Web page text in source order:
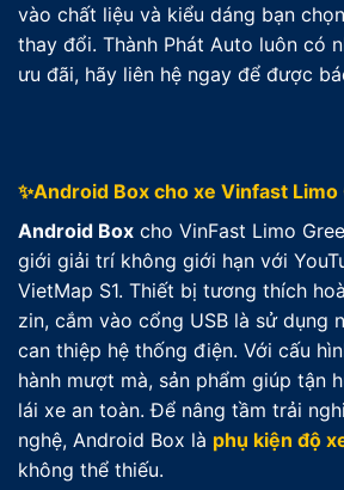
vào chất liệu và kiểu dáng bạn
thay đổi. Thành Phát Auto luôn có
ưu đãi, hãy liên hệ ngay để được
✨Android Box cho xe Vinfast Limo
Android Box cho VinFast Limo
giới giải trí không giới hạn với
VietMap S1. Thiết bị tương thích
zin, cắm vào cổng USB là sử dụng
can thiệp hệ thống điện. Với cấu
hành mượt mà, sản phẩm giúp tận
lái xe an toàn. Để nâng tầm trải
nghệ, Android Box là phụ kiện độ
không thể thiếu.